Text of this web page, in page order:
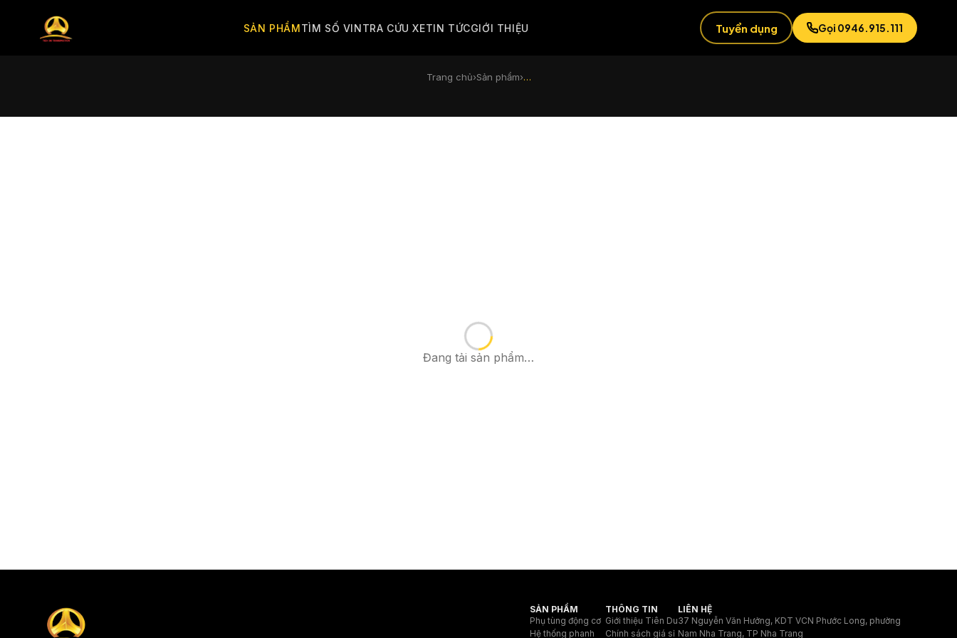
SẢN PHẨMTÌM SỐ VINTRA CỨU XETIN TỨCGIỚI THIỆU Tuyển dụng Gọi 0946.915.111
Trang chủ›Sản phẩm›…
Đang tải sản phẩm…
SẢN PHẨM
Phụ tùng động cơ
Hệ thống phanh
THÔNG TIN
Giới thiệu Tiên Du
Chính sách giá sỉ
LIÊN HỆ
37 Nguyễn Văn Hưởng, KDT VCN Phước Long, phường
Nam Nha Trang, TP Nha Trang